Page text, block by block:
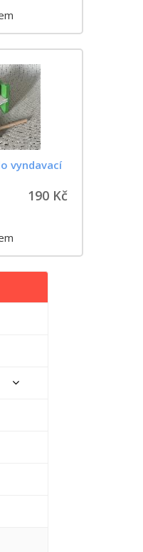
vyndavací
190 Kč